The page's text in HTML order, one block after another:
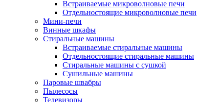
Встраиваемые микроволновые печи
Отдельностоящие микроволновые печи
Мини-печи
Винные шкафы
Стиральные машины
Встраиваемые стиральные машины
Отдельностоящие стиральные машины
Стиральные машины с сушкой
Сушильные машины
Паровые швабры
Пылесосы
Телевизоры